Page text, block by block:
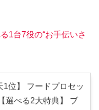
1台7役の“お手伝いさ
1位】 フードプロセッ
選べる2大特典】 ブ